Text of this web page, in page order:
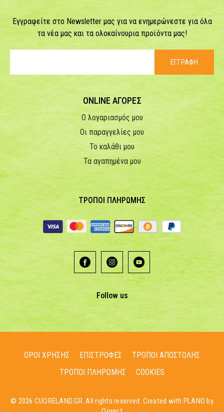
Εγγραφείτε στο Newsletter μας για να ενημερώνεστε για όλα
τα νέα μας και τα ολοκαίνουρια προϊόντα μας!
ΕΓΓΡΑΦΗ
ONLINE ΑΓΟΡΕΣ
Ο λογαριασμός μου
Οι παραγγελίες μου
Το καλάθι μου
Τα αγαπημένα μου
ΤΡΟΠΟΙ ΠΛΗΡΩΜΗΣ
Follow us
ΟΡΟΙ ΧΡΗΣΗΣ ΕΠΙΣΤΡΟΦΕΣ
ΤΡΟΠΟΙ ΑΠΟΣΤΟΛΗΣ
ΤΡΟΠΟΙ ΠΛΗΡΩΜΗΣ
COOKIES
© 2026 CUORELAND.GR. All rights reserved. Created with PLANO by